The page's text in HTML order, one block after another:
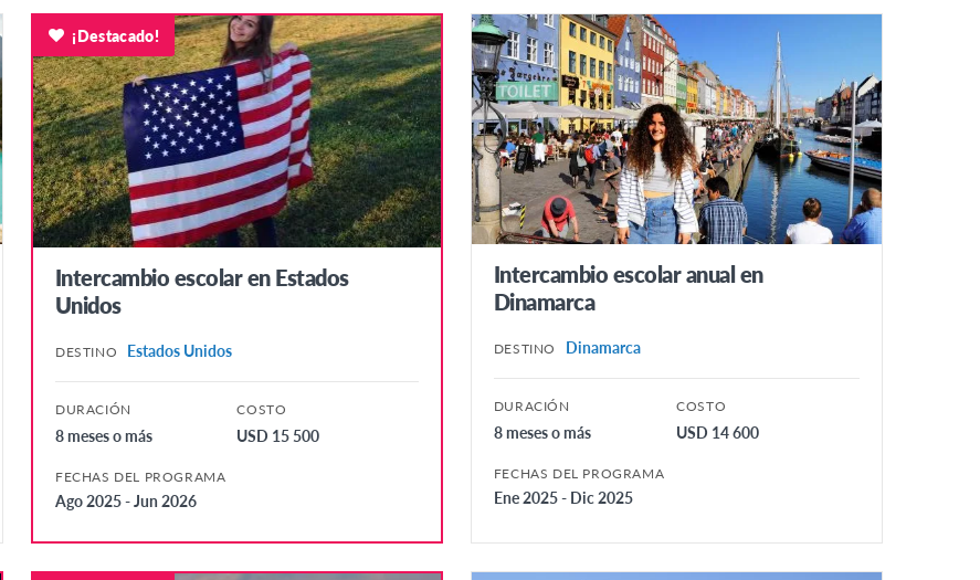
Intercambio escolar en Estados
Unidos
DESTINO Estados Unidos
DURACIÓN
8 meses o más
COSTO
USD 15 500
FECHAS DEL PROGRAMA
Ago 2025 - Jun 2026
¡Destacado!
Intercambio escolar anual en
Dinamarca
DESTINO Dinamarca
DURACIÓN
8 meses o más
COSTO
USD 14 600
FECHAS DEL PROGRAMA
Ene 2025 - Dic 2025